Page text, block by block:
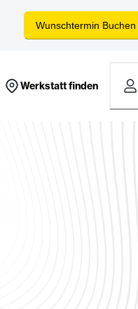
Wunschtermin Buchen
Werkstatt finden